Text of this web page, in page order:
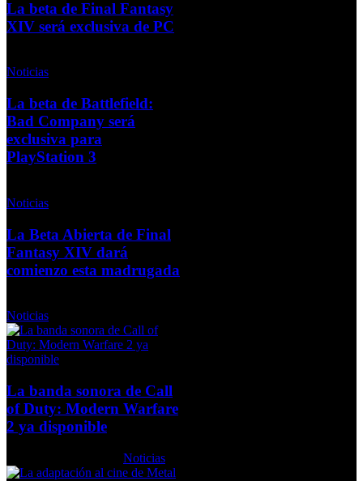
La beta de Final Fantasy
XIV será exclusiva de PC
Noticias
La beta de Battlefield:
Bad Company será
exclusiva para
PlayStation 3
Noticias
La Beta Abierta de Final
Fantasy XIV dará
comienzo esta madrugada
Noticias
La banda sonora de Call
of Duty: Modern Warfare
2 ya disponible
Noticias